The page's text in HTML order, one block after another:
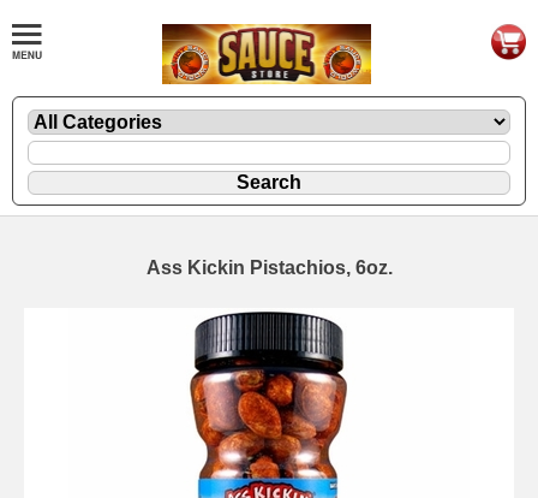
Ass Kickin Pistachios, 6oz.